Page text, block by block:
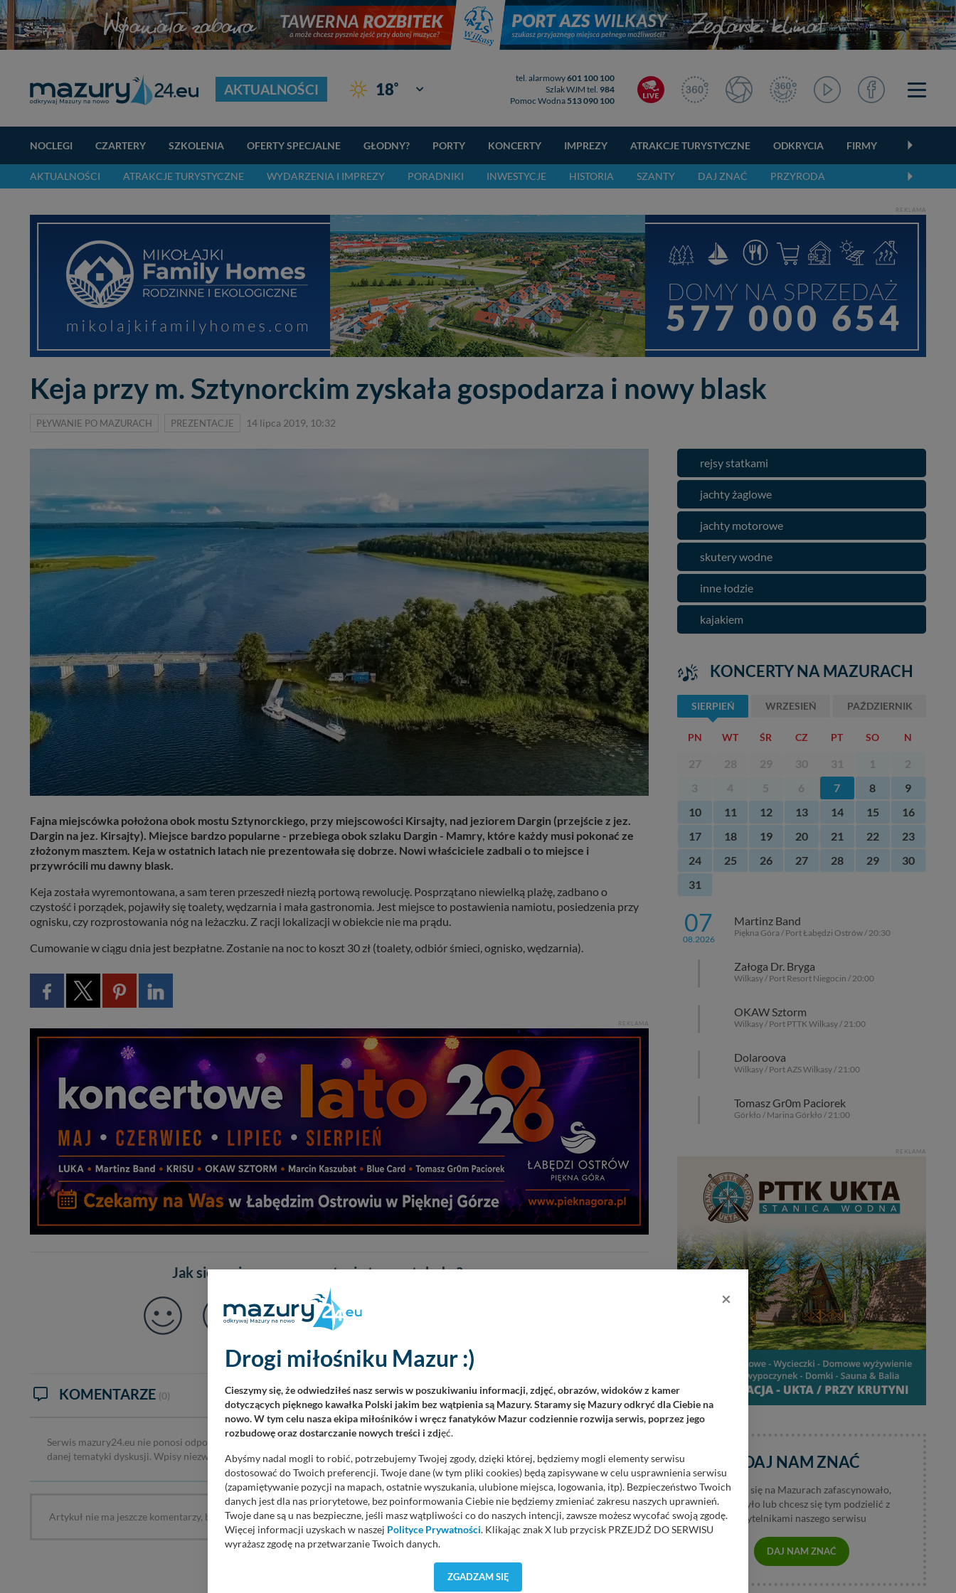
AKTUALNOŚCI 18° Giżycko
tel. alarmowy601 100 100
Szlak WJM tel. 984
Pomoc Wodna 513 090 100
NOCLEGI CZARTERY SZKOLENIA OFERTY SPECJALNE GŁODNY? PORTY KONCERTY IMPREZY ATRAKCJE TURYSTYCZNE ODKRYCIA FIRMY
AKTUALNOŚCI ATRAKCJE TURYSTYCZNE WYDARZENIA I IMPREZY PORADNIKI INWESTYCJE HISTORIA SZANTY DAJ ZNAĆ PRZYRODA
REKLAMA
Keja przy m. Sztynorckim zyskała gospodarza i nowy blask
PŁYWANIE PO MAZURACH PREZENTACJE 14 lipca 2019, 10:32
Fajna miejscówka położona obok mostu Sztynorckiego, przy miejscowości Kirsajty, nad jeziorem Dargin (przejście z jez.
Dargin na jez. Kirsajty). Miejsce bardzo popularne - przebiega obok szlaku Dargin - Mamry, które każdy musi pokonać ze
złożonym masztem. Keja w ostatnich latach nie prezentowała się dobrze. Nowi właściciele zadbali o to miejsce i
przywrócili mu dawny blask.
Keja została wyremontowana, a sam teren przeszedł niezłą portową rewolucję. Posprzątano niewielką plażę, zadbano o
czystość i porządek, pojawiły się toalety, wędzarnia i mała gastronomia. Jest miejsce to postawienia namiotu, posiedzenia przy
ognisku, czy rozprostowania nóg na leżaczku. Z racji lokalizacji w obiekcie nie ma prądu.
Cumowanie w ciągu dnia jest bezpłatne. Zostanie na noc to koszt 30 zł (toalety, odbiór śmieci, ognisko, wędzarnia).
REKLAMA
Jak się czujesz po przeczytaniu tego artykułu ?
KOMENTARZE (0) DODAJ KOMENTARZ
Serwis mazury24.eu nie ponosi odpowiedzialności za treść komentarzy i opinii. Prosimy o zamieszczanie komentarzy dotyczących
danej tematyki dyskusji. Wpisy niezwiązane z tematem, wulgarne, obraźliwe, naruszające prawo będą usuwane.
Artykuł nie ma jeszcze komentarzy, bądź pierwszy!
rejsy statkami
jachty żaglowe
jachty motorowe
skutery wodne
inne łodzie
kajakiem
KONCERTY NA MAZURACH
SIERPIEŃ WRZESIEŃ PAŹDZIERNIK
PN WT ŚR CZ PT SO N
27 28 29 30 31 1
2
3
4 5 6 7 8
9
10
11 12 13 14 15
16
17
18 19 20 21 22
23
24
25 26 27 28 29
30
31
07
08.2026
Martinz Band
Piękna Góra / Port Łabędzi Ostrów / 20:30
Załoga Dr. Bryga
Wilkasy / Port Resort Niegocin / 20:00
OKAW Sztorm
Wilkasy / Port PTTK Wilkasy / 21:00
Dolaroova
Wilkasy / Port AZS Wilkasy / 21:00
Tomasz Gr0m Paciorek
Górkło / Marina Górkło / 21:00
REKLAMA
DAJ NAM ZNAĆ
Jeśli coś się na Mazurach zafascynowało,
wzburzyło lub chcesz się tym podzielić z
czytelnikami naszego serwisu
DAJ NAM ZNAĆ
×
Drogi miłośniku Mazur :)
Cieszymy się, że odwiedziłeś nasz serwis w poszukiwaniu informacji, zdjęć, obrazów, widoków z kamer
dotyczących pięknego kawałka Polski jakim bez wątpienia są Mazury. Staramy się Mazury odkryć dla Ciebie na
nowo. W tym celu nasza ekipa miłośników i wręcz fanatyków Mazur codziennie rozwija serwis, poprzez jego
rozbudowę oraz dostarczanie nowych treści i zdjęć.
Abyśmy nadal mogli to robić, potrzebujemy Twojej zgody, dzięki której, będziemy mogli elementy serwisu
dostosować do Twoich preferencji. Twoje dane (w tym pliki cookies) będą zapisywane w celu usprawnienia serwisu
(zapamiętywanie pozycji na mapach, ostatnie wyszukania, ulubione miejsca, logowania, itp). Bezpieczeństwo Twoich
danych jest dla nas priorytetowe, bez poinformowania Ciebie nie będziemy zmieniać zakresu naszych uprawnień.
Twoje dane są u nas bezpieczne, jeśli masz wątpliwości co do naszych intencji, zawsze możesz wycofać swoją zgodę.
Więcej informacji uzyskach w naszej Polityce Prywatności. Klikając znak X lub przycisk PRZEJDŹ DO SERWISU
wyrażasz zgodę na przetwarzanie Twoich danych.
Wyjątkiem jest sytuacja, gdy przekazanie Twoich danych jest elementem usługi (przekazanie danych z formularza
ZGADZAM SIĘ